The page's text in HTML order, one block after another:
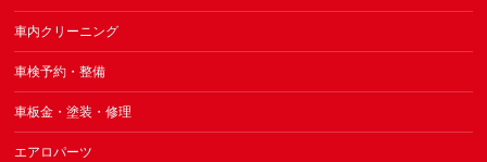
車内クリーニング
車検予約・整備
車板金・塗装・修理
エアロパーツ